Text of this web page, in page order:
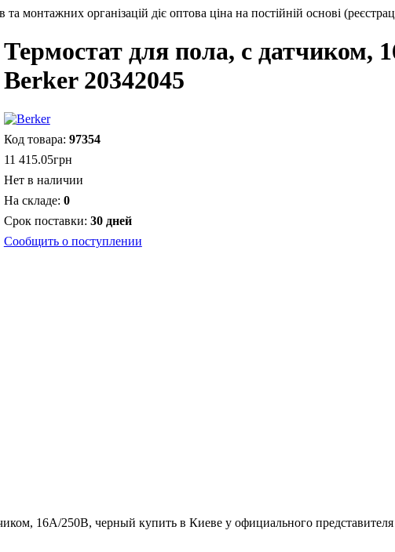
монтажних організацій діє оптова ціна на постійній основі
Термостат для пола, с датчиком,
Berker 20342045
97354
11 415.05грн
Нет в наличии
0
30 дней
Сообщить о поступлении
16А/250В, черный купить в Киеве у официального